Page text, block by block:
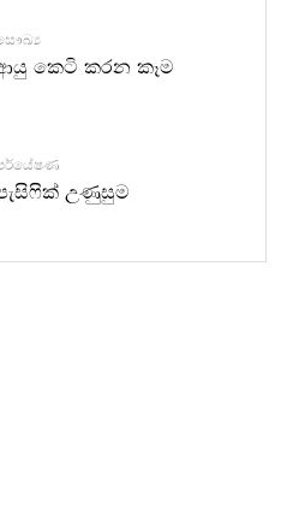
කෙටි කරන කෑම
උණුසුම